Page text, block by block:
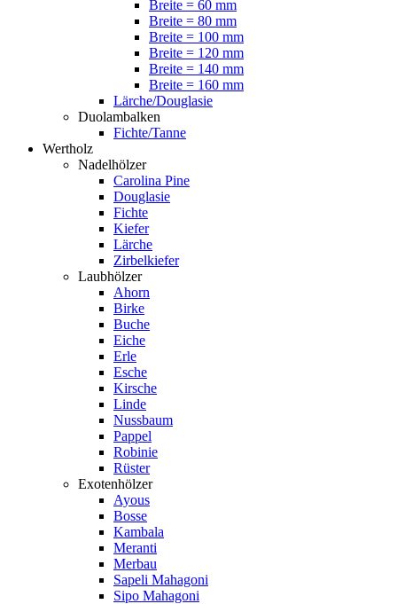
Breite = 60 mm
Breite = 80 mm
Breite = 100 mm
Breite = 120 mm
Breite = 140 mm
Breite = 160 mm
Lärche/Douglasie
Duolambalken
Fichte/Tanne
Wertholz
Nadelhölzer
Carolina Pine
Douglasie
Fichte
Kiefer
Lärche
Zirbelkiefer
Laubhölzer
Ahorn
Birke
Buche
Eiche
Erle
Esche
Kirsche
Linde
Nussbaum
Pappel
Robinie
Rüster
Exotenhölzer
Ayous
Bosse
Kambala
Meranti
Merbau
Sapeli Mahagoni
Sipo Mahagoni